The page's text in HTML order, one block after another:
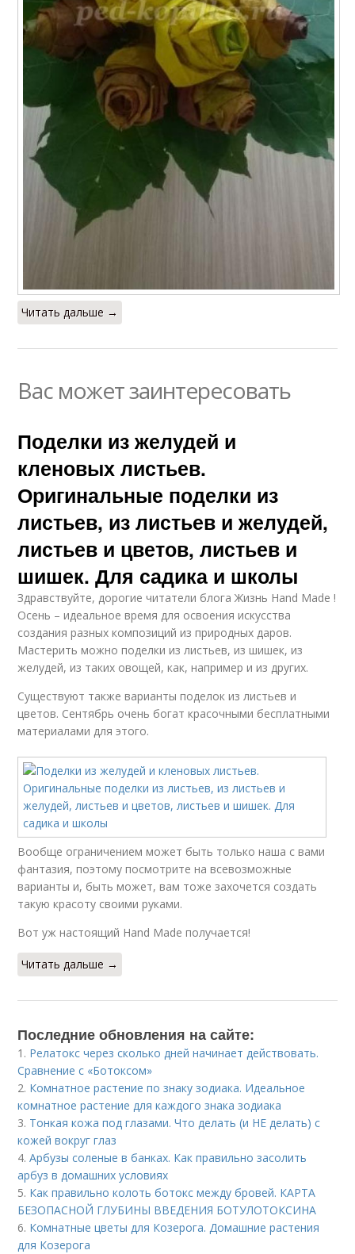
Читать дальше →
Вас может заинтересовать
Поделки из желудей и
кленовых листьев.
Оригинальные поделки из
листьев, из листьев и желудей,
листьев и цветов, листьев и
шишек. Для садика и школы
Здравствуйте, дорогие читатели блога Жизнь Hand Made !
Осень – идеальное время для освоения искусства
создания разных композиций из природных даров.
Мастерить можно поделки из листьев, из шишек, из
желудей, из таких овощей, как, например и из других.
Существуют также варианты поделок из листьев и
цветов. Сентябрь очень богат красочными бесплатными
материалами для этого.
Вообще ограничением может быть только наша с вами
фантазия, поэтому посмотрите на всевозможные
варианты и, быть может, вам тоже захочется создать
такую красоту своими руками.
Вот уж настоящий Hand Made получается!
Читать дальше →
Последние обновления на сайте:
1. Релатокс через сколько дней начинает действовать.
Сравнение с «Ботоксом»
2. Комнатное растение по знаку зодиака. Идеальное
комнатное растение для каждого знака зодиака
3. Тонкая кожа под глазами. Что делать (и НЕ делать) с
кожей вокруг глаз
4.Арбузы соленые в банках. Как правильно засолить
арбуз в домашних условиях
5. Как правильно колоть ботокс между бровей. КАРТА
БЕЗОПАСНОЙ ГЛУБИНЫ ВВЕДЕНИЯ БОТУЛОТОКСИНА
6. Комнатные цветы для Козерога. Домашние растения
для Козерога